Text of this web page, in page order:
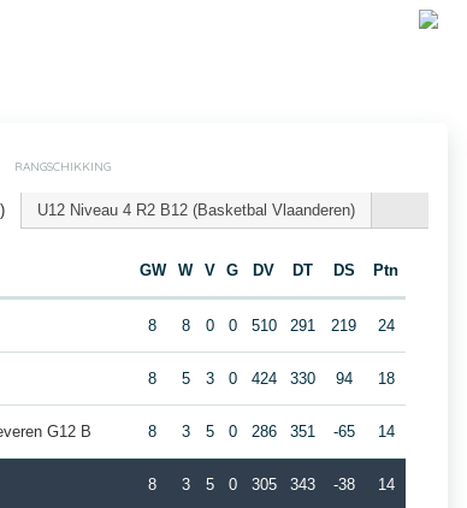
RANGSCHIKKING
U12 Niveau 4 R2 B12 (Basketbal Vlaanderen)
GW W V G DV DT DS Ptn
8 8 0 0 510 291 219 24
8 5 3 0 424 330 94 18
G12 B 8 3 5 0 286 351 -65 14
8 3 5 0 305 343 -38 14